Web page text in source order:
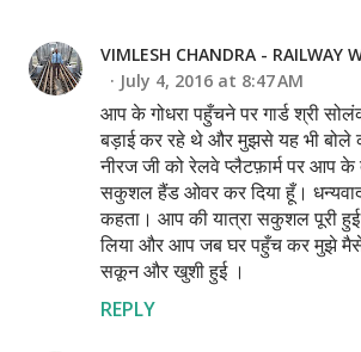
VIMLESH CHANDRA - RAILWAY
July 4, 2016 at 8:47 AM
आप के गोधरा पहुँचने पर गार्ड श्री
बड़ाई कर रहे थे और मुझसे यह भी
नीरज जी को रेलवे प्लैटफ़ार्म पर आप
सकुशल हैंड ओवर कर दिया हूँ।
कहता। आप की यात्रा सकुशल पूरी
लिया और आप जब घर पहुँच कर मुझे
सकून और खुशी हुई ।
REPLY